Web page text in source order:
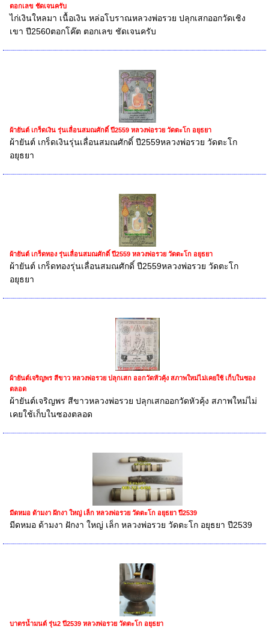
ตอกเลข ชัดเจนครับ
ไก่เงินใหลมา เนื้อเงิน หล่อโบราณหลวงพ่อรวย ปลุกเสกออกวัดเชิง
เขา ปี2560ตอกโค๊ต ตอกเลข ชัดเจนครับ
ผ้ายันต์ เกร็ดเงิน รุ่นเลื่อนสมณศักดิ์ ปี2559 หลวงพ่อรวย วัดตะโก อยุธยา
ผ้ายันต์ เกร็ดเงินรุ่นเลื่อนสมณศักดิ์ ปี2559หลวงพ่อรวย วัดตะโก
อยุธยา
ผ้ายันต์ เกร็ดทอง รุ่นเลื่อนสมณศักดิ์ ปี2559 หลวงพ่อรวย วัดตะโก อยุธยา
ผ้ายันต์ เกร็ดทองรุ่นเลื่อนสมณศักดิ์ ปี2559หลวงพ่อรวย วัดตะโก
อยุธยา
ผ้ายันต์เจริญพร สีขาว หลวงพ่อรวย ปลุกเสก ออกวัดหัวคุ้ง สภาพใหม่ไม่เคยใช้ เก็บในซอง
ตลอด
ผ้ายันต์เจริญพร สีขาวหลวงพ่อรวย ปลุกเสกออกวัดหัวคุ้ง สภาพใหม่ไม่
เคยใช้เก็บในซองตลอด
มีดหมอ ด้ามงา ฝักงา ใหญ่ เล็ก หลวงพ่อรวย วัดตะโก อยุธยา ปี2539
มีดหมอ ด้ามงา ฝักงา ใหญ่ เล็ก หลวงพ่อรวย วัดตะโก อยุธยา ปี2539
บาตรน้ำมนต์ รุ่น2 ปี2539 หลวงพ่อรวย วัดตะโก อยุธยา